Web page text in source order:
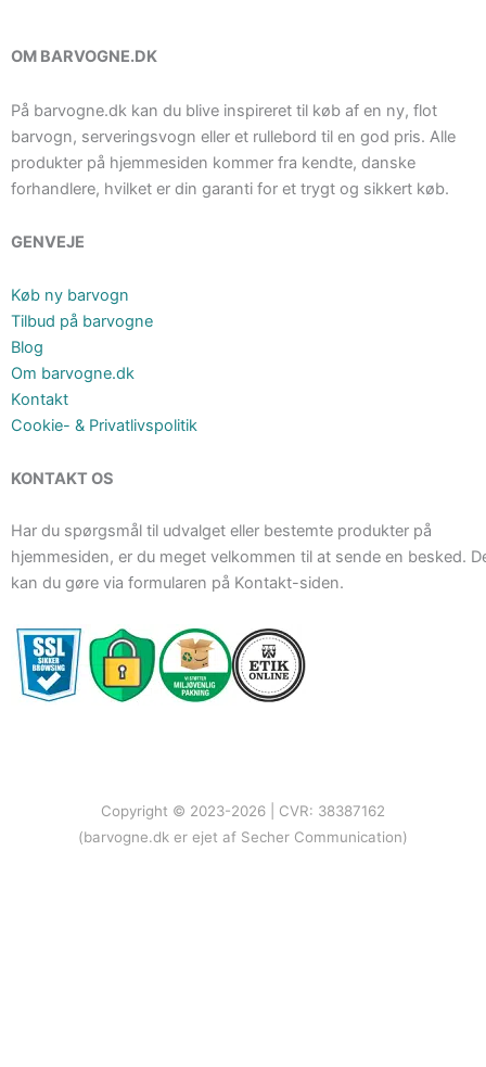
OM BARVOGNE.DK
På barvogne.dk kan du blive inspireret til køb af en ny, flot
barvogn, serveringsvogn eller et rullebord til en god pris. Alle
produkter på hjemmesiden kommer fra kendte, danske
forhandlere, hvilket er din garanti for et trygt og sikkert køb.
GENVEJE
Køb ny barvogn
Tilbud på barvogne
Blog
Om barvogne.dk
Kontakt
Cookie- & Privatlivspolitik
KONTAKT OS
Har du spørgsmål til udvalget eller bestemte produkter på
hjemmesiden, er du meget velkommen til at sende en besked.
kan du gøre via formularen på Kontakt-siden.
Copyright © 2023-2026 | CVR: 38387162
(barvogne.dk er ejet af Secher Communication)